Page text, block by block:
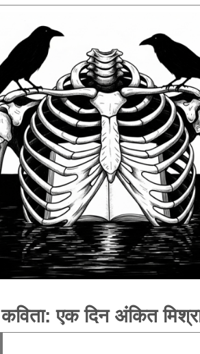
कविता: एक दिन अंकित